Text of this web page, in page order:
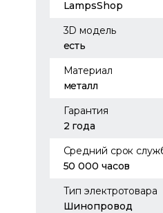
LampsShop
3D модель
есть
Материал
металл
Гарантия
2 года
Средний срок
50 000 часов
Тип электротовара
Шинопровод